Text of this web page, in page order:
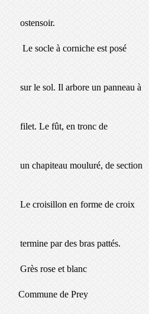
Le socle à corniche est posé
un panneau à
tronc de
de section
forme de croix
bras pattés.
Grès rose et blanc
Commune de Prey